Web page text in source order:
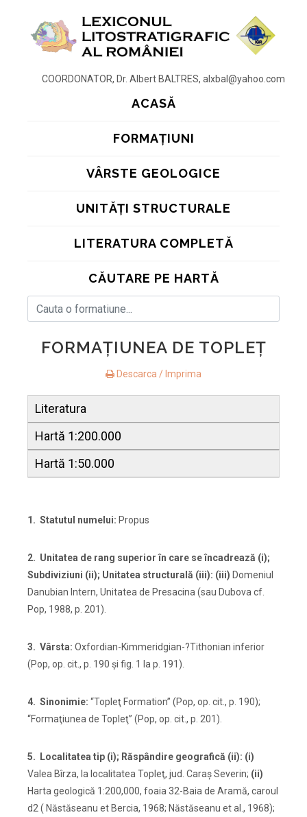
COORDONATOR, Dr. Albert BALTRES, alxbal@yahoo.com
ACASĂ
FORMAȚIUNI
VÂRSTE GEOLOGICE
UNITĂȚI STRUCTURALE
LITERATURA COMPLETĂ
CĂUTARE PE HARTĂ
FORMAŢIUNEA DE TOPLEŢ
Descarca / Imprima
Literatura
Hartă 1:200.000
Hartă 1:50.000
1. Statutul numelui: Propus
2. Unitatea de rang superiorîn care se încadrează (i);
Subdiviziuni (ii); Unitatea structurală (iii): (iii) Domeniul
Danubian Intern, Unitatea de Presacina (sau Dubova cf.
Pop, 1988, p. 201).
3. Vârsta: Oxfordian-Kimmeridgian-?Tithonian inferior
(Pop, op. cit., p. 190 şi fig. 1 la p. 191).
4. Sinonimie: “Topleţ Formation” (Pop, op. cit., p. 190);
“Formaţiunea de Topleţ” (Pop, op. cit., p. 201).
5. Localitatea tip (i); Răspândire geografică (ii): (i)
Valea Bîrza, la localitatea Topleţ, jud. Caraş Severin; (ii)
Harta geologică 1:200,000, foaia 32-Baia de Aramă, caroul
d2 ( Năstăseanu et Bercia, 1968; Năstăseanu et al., 1968);